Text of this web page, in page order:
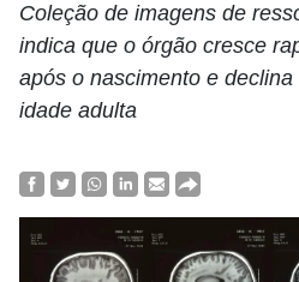
Coleção de imagens de
indica que o órgão cresce
após o nascimento e
idade adulta